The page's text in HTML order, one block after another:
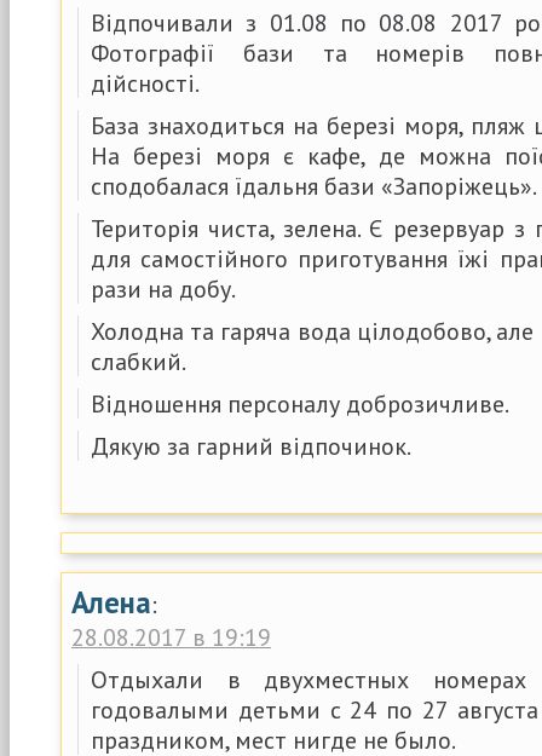
Відпочивали з 01.08 по 08.08 2017
Фотографії бази та номерів
дійсності.
База знаходиться на березі моря,
На березі моря є кафе, де можна
сподобалася їдальня бази «Запоріжець».
Територія чиста, зелена. Є резервуар
для самостійного приготування їжі
рази на добу.
Холодна та гаряча вода цілодобово, але
слабкий.
Відношення персоналу доброзичливе.
Дякую за гарний відпочинок.
Алена:
28.08.2017 в 19:19
Отдыхали в двухместных
годовалыми детьми с 24 по 27
праздником, мест нигде не было.